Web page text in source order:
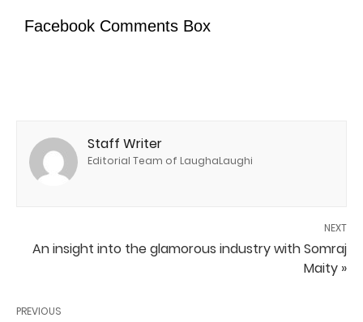
Facebook Comments Box
Staff Writer
Editorial Team of LaughaLaughi
NEXT
An insight into the glamorous industry with Somraj
Maity »
PREVIOUS